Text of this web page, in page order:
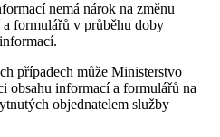
nemá nárok na změnu
formulářů v průběhu doby
případech může Ministerstvo
obsahu informací a formulářů na
objednatelem služby